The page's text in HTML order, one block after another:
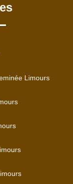
Limours